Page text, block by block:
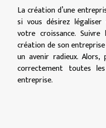
La création d’une
si vous désirez
votre croissance.
création de son
un avenir radieux.
correctement toutes
entreprise.